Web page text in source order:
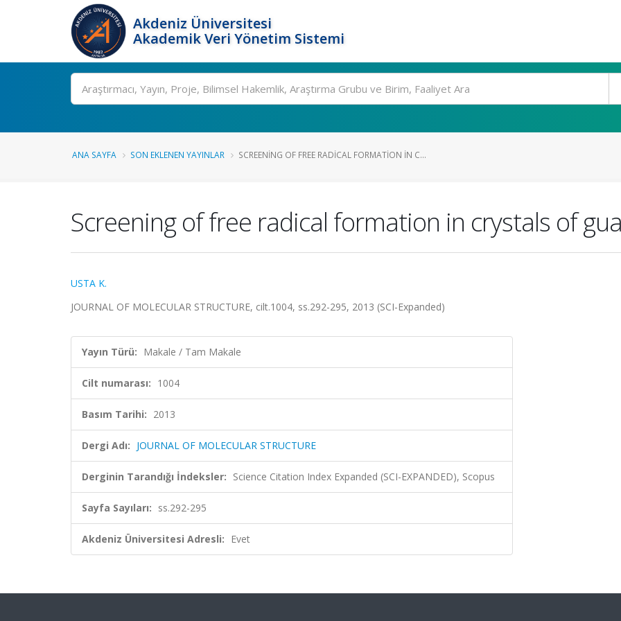
Akdeniz Üniversitesi
Akademik Veri Yönetim Sistemi
Ara
ANA SAYFA SON EKLENEN YAYINLAR SCREENING OF FREE RADICAL FORMATION IN C...
Screening of free radical formation in crystals of
USTA K.
JOURNAL OF MOLECULAR STRUCTURE, cilt.1004, ss.292-295, 2013 (SCI-Expanded)
Yayın Türü: Makale / Tam Makale
Cilt numarası: 1004
Basım Tarihi: 2013
Dergi Adı: JOURNAL OF MOLECULAR STRUCTURE
Derginin Tarandığı İndeksler: Science Citation Index Expanded (SCI-EXPANDED), Scopus
Sayfa Sayıları: ss.292-295
Akdeniz Üniversitesi Adresli: Evet